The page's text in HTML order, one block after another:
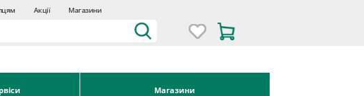
Акції Магазини
Магазини